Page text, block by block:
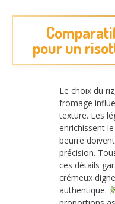
pour un
Le choix du
fromage
texture. Les
enrichissent
beurre
précision.
ces détails
crémeux
authentique.